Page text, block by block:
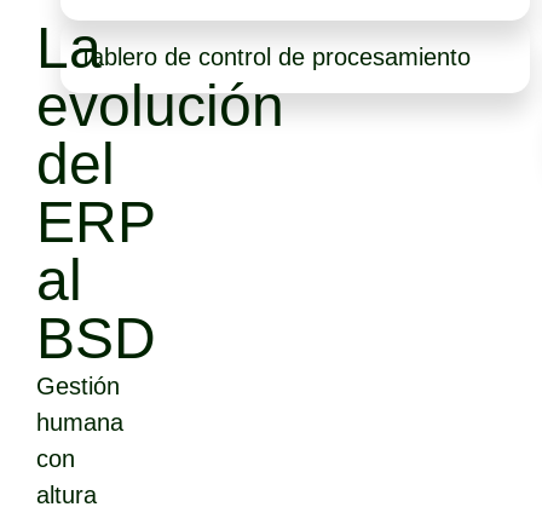
La
evolución
del
ERP
al
BSD
Gestión
humana
con
altura
Tablero de control de procesamiento